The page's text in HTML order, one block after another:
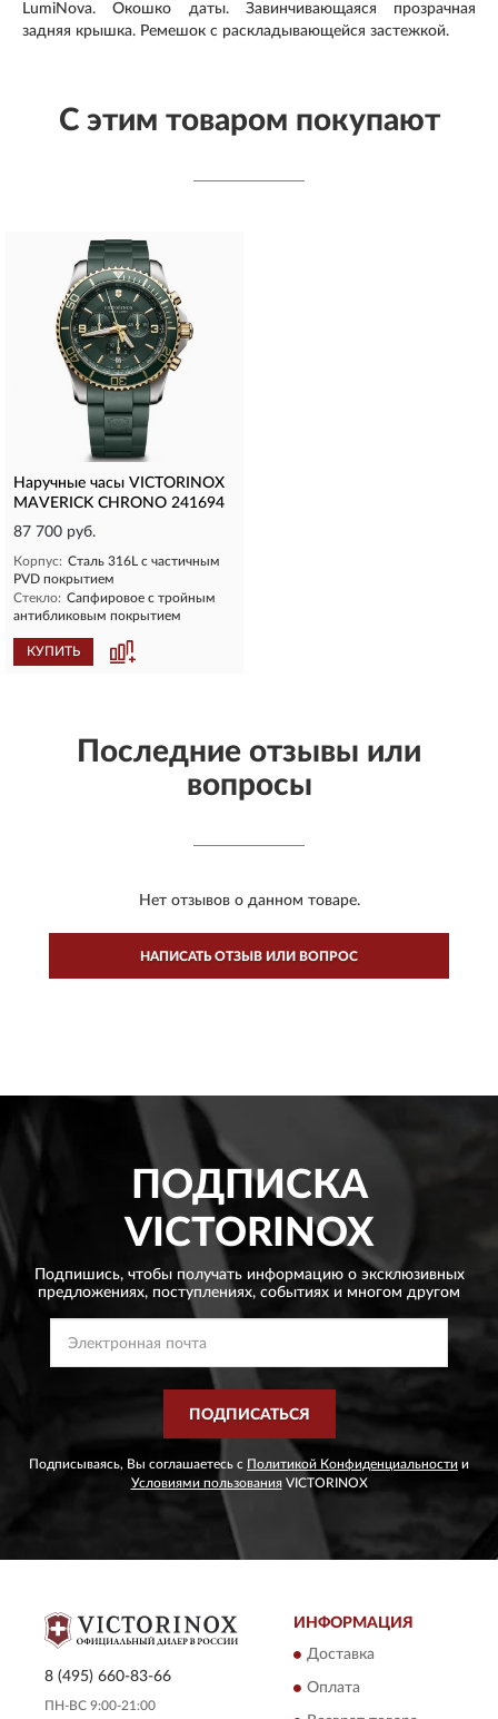
LumiNova. Окошко даты. Завинчивающаяся прозрачная
задняя крышка. Ремешок с раскладывающейся застежкой.
С этим товаром покупают
Наручные часы VICTORINOX
MAVERICK CHRONO 241694
87 700 руб.
Корпус: Сталь 316L с частичным
PVD покрытием
Стекло: Сапфировое с тройным
антибликовым покрытием
КУПИТЬ
Последние отзывы или
вопросы
Нет отзывов о данном товаре.
НАПИСАТЬ ОТЗЫВ ИЛИ ВОПРОС
ПОДПИСКА
VICTORINOX
Подпишись, чтобы получать информацию о эксклюзивных
предложениях, поступлениях, событиях и многом другом
ПОДПИСАТЬСЯ
Подписываясь, Вы соглашаетесь с Политикой Конфиденциальности и
Условиями пользованияVICTORINOX
8 (495) 660-83-66
ПН-ВС 9:00-21:00
ИНФОРМАЦИЯ
Доставка
Оплата